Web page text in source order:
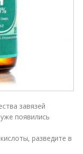
завязей
появились
разведите в